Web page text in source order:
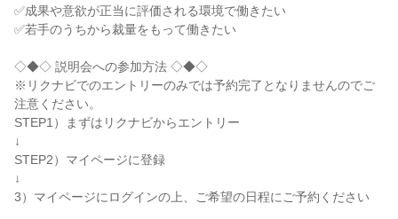
✅成果や意欲が正当に評価される環境で働きたい
✅若手のうちから裁量をもって働きたい
◇◆◇ 説明会への参加方法 ◇◆◇
※リクナビでのエントリーのみでは予約完了となりませんのでご
注意ください。
STEP1）まずはリクナビからエントリー
↓
STEP2）マイページに登録
↓
3）マイページにログインの上、ご希望の日程にご予約ください